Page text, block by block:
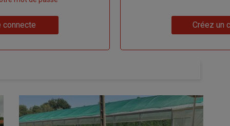
connecte Créez un